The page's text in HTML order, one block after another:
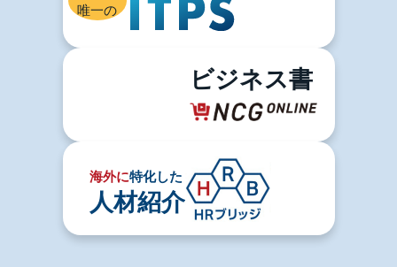
唯一の
ビジネス書
海外に特化した
人材紹介